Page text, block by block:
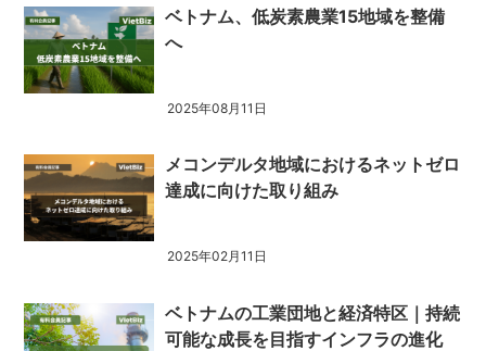
ベトナム、低炭素農業15地域を整備
へ
2025年08月11日
メコンデルタ地域におけるネットゼロ
達成に向けた取り組み
2025年02月11日
ベトナムの工業団地と経済特区｜持続
可能な成長を目指すインフラの進化